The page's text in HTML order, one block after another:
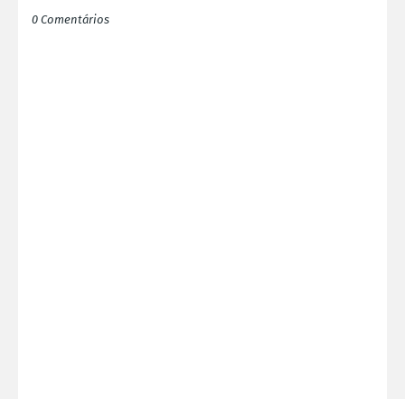
0 Comentários